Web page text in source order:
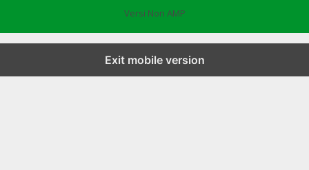
Versi Non AMP
Exit mobile version